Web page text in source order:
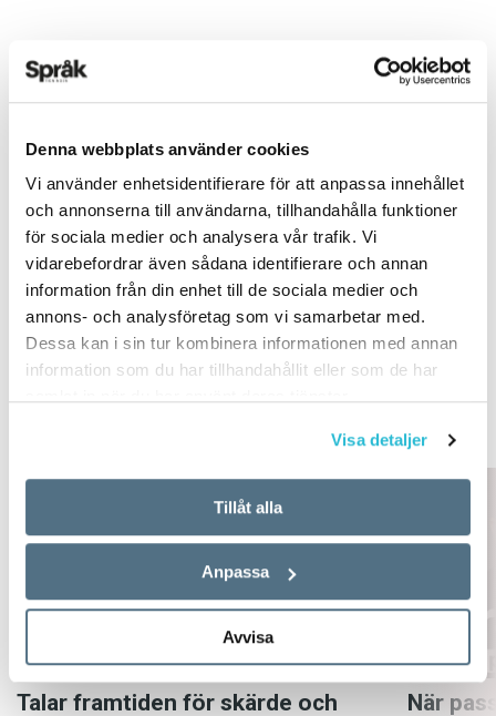
Denna webbplats använder cookies
Vi använder enhetsidentifierare för att anpassa innehållet
och annonserna till användarna, tillhandahålla funktioner
för sociala medier och analysera vår trafik. Vi
vidarebefordrar även sådana identifierare och annan
information från din enhet till de sociala medier och
annons- och analysföretag som vi samarbetar med.
Dessa kan i sin tur kombinera informationen med annan
information som du har tillhandahållit eller som de har
Visa detaljer
Tillåt alla
Anpassa
Avvisa
Det här innehållet kräver att du accepterar cookies.
Hantera cookie-inställningar
TEXT:ANDERS SVENSSON
PUBLICERAD 2025-08-26
BILD: KAJSA GÖRANSSON
PODDEN SPRÅKTOMBOLAN
Talar framtiden för skärde och
När